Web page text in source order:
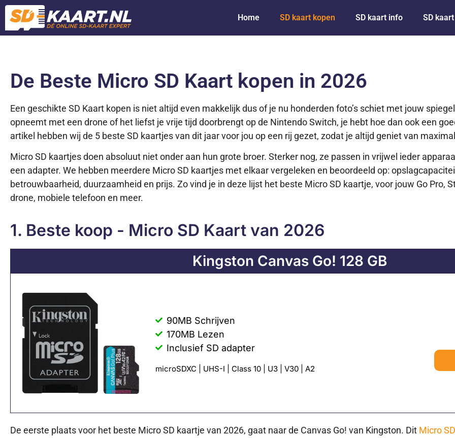
Home SD kaart kopen SD kaart info SD
De Beste Micro SD Kaart kopen in 2026
Een geschikte SD Kaart kopen is niet altijd even makkelijk dus of je nu honderden foto’s schiet met jouw
opneemt met een drone of het liefst je vrije tijd doorbrengt op de Nintendo Switch, je hebt hoe dan ook een
artikel hebben wij de 5 beste SD kaartjes van dit jaar voor jou op een rij gezet, zodat je altijd geniet van
Micro SD kaartjes doen absoluut niet onder aan hun grote broer. Sterker nog, ze passen in vrijwel ieder
een adapter. We hebben meerdere Micro SD kaartjes met elkaar vergeleken en beoordeeld op:
betrouwbaarheid, duurzaamheid en prijs. Zo vind je in deze lijst het beste Micro SD kaartje, voor jouw Go Pro,
drone, mobiele telefoon en meer.
1. Beste koop - Micro SD Kaart van 2026
Kingston Canvas Go! 128 GB
90MB Schrijven
170MB Lezen
Inclusief SD adapter
microSDXC | UHS-I | Class 10 | U3 | V30 | A2
De eerste plaats voor het beste Micro SD kaartje van 2026, gaat naar de Canvas Go! van Kingston. Dit Micro